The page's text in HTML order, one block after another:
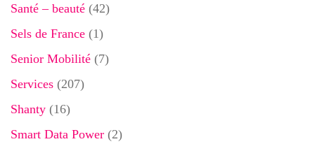
Santé – beauté (42)
Sels de France (1)
Senior Mobilité (7)
Services (207)
Shanty (16)
Smart Data Power (2)